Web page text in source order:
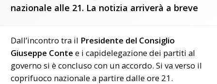
nazionale alle 21. La notizia arriverà a breve
Dall’incontro tra il Presidente del Consiglio
Giuseppe Conte e i capidelegazione dei partiti al
governo si è concluso con un accordo. Si va verso il
coprifuoco nazionale a partire dalle ore 21.